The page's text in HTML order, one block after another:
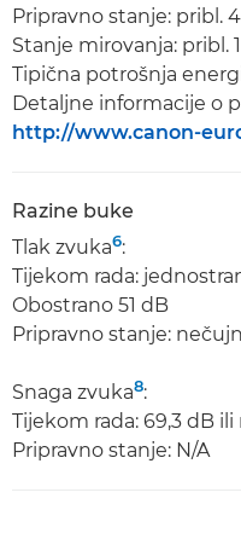
Pripravno stanje: pribl.
Stanje mirovanja: pribl.
Tipična potrošnja
Detaljne informacije o
http://www.canon-
Razine buke
Tlak zvuka6:
Tijekom rada:
Obostrano 51 dB
Pripravno stanje:
Snaga zvuka8:
Tijekom rada: 69,3 dB
Pripravno stanje: N/A